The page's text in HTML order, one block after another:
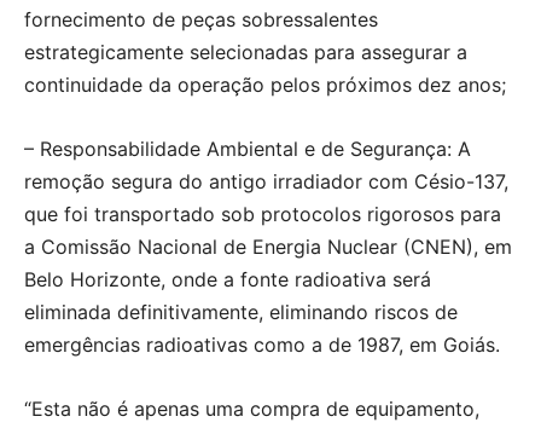
fornecimento de peças sobressalentes
estrategicamente selecionadas para assegurar a
continuidade da operação pelos próximos dez anos;
– Responsabilidade Ambiental e de Segurança: A
remoção segura do antigo irradiador com Césio-137,
que foi transportado sob protocolos rigorosos para
a Comissão Nacional de Energia Nuclear (CNEN), em
Belo Horizonte, onde a fonte radioativa será
eliminada definitivamente, eliminando riscos de
emergências radioativas como a de 1987, em Goiás.
“Esta não é apenas uma compra de equipamento,